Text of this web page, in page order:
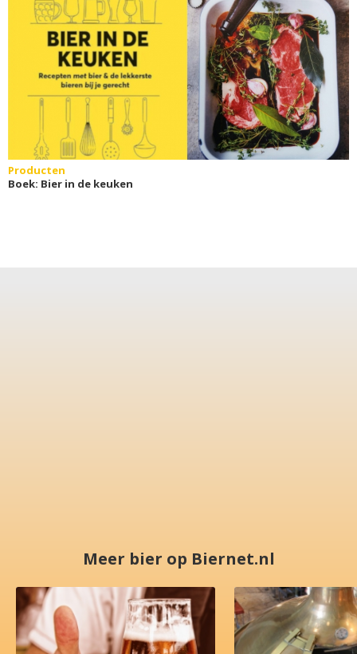
Producten
Boek: Bier in de keuken
Meer bier op Biernet.nl